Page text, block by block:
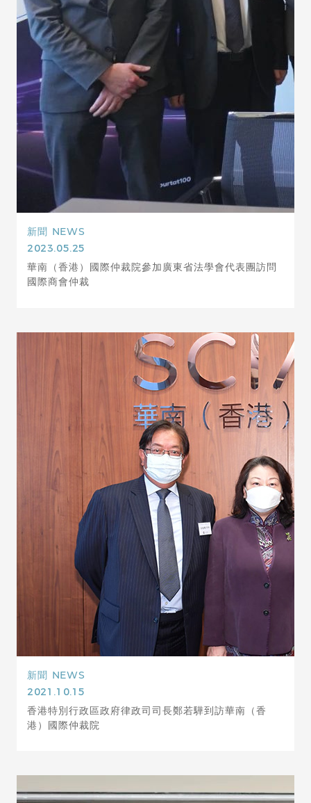
新聞 NEWS
2023.05.25
華南（香港）國際仲裁院參加廣東省法學會代表團訪問
國際商會仲裁
新聞 NEWS
2021.10.15
香港特別行政區政府律政司司長鄭若驊到訪華南（香
港）國際仲裁院